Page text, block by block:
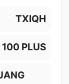
TXIQH
100 PLUS